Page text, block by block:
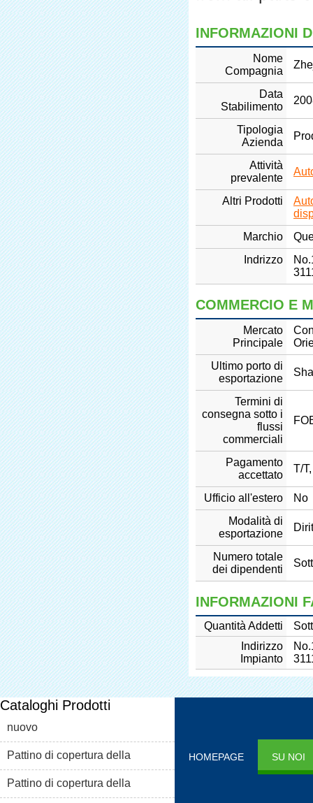
INFORMAZIONI
Nome
Compagnia
Data
Stabilimento
Tipologia
Azienda
Attività
prevalente
Altri Prodotti
Marchio
Indrizzo
COMMERCIO E
Mercato
Principale
Ultimo porto di
esportazione
Termini di
consegna sotto i
flussi
commerciali
Pagamento
accettato
T/
Ufficio all'estero
No
Modalità di
esportazione
Numero totale
dei dipendenti
INFORMAZIONI
Quantità Addetti
Indirizzo
Impianto
Cataloghi Prodotti
nuovo
Pattino di copertura della
macchina xt-46c
Pattino di copertura della
HOMEPAGE SU NOI